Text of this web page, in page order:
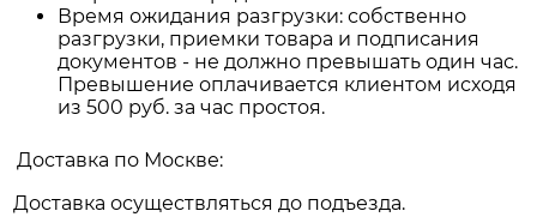
Время ожидания разгрузки: собственно
разгрузки, приемки товара и подписания
документов - не должно превышать один час.
Превышение оплачивается клиентом исходя
из 500 руб. за час простоя.
Доставка по Москве:
Доставка осуществляться до подъезда.